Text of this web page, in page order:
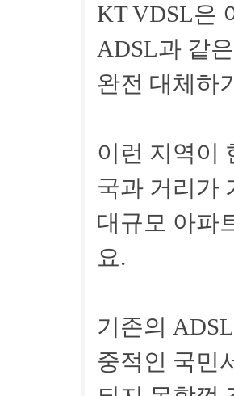
KT VDSL은
ADSL과 같
완전 대체하
이런 지역이
국과 거리가
대규모 아파
요.
기존의
중적인 국민